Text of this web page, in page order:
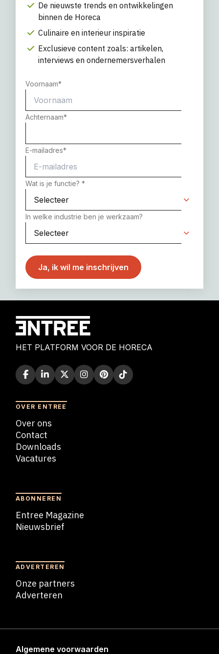
De nieuwste trends en ontwikkelingen
binnen de Horeca
Culinaire en interieur inspiratie
Exclusieve content zoals: artikelen,
interviews en ondernemersverhalen
Voornaam*
Achternaam*
E-mailadres*
Wat is je functie? *
In welke industrie ben je werkzaam?
HET PLATFORM VOOR DE HORECA
OVER ENTREE
Over ons
Contact
Downloads
Vacatures
ABONNEREN
Entree Magazine
Nieuwsbrief
ADVERTEREN
Onze partners
Adverteren
Algemene voorwaarden